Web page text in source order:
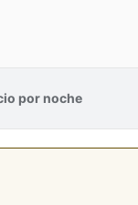
por noche